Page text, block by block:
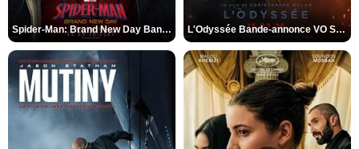
Spider-Man: Brand New Day Bande-annonce VO STFR L'Odyssée Bande-annonce VO STFR